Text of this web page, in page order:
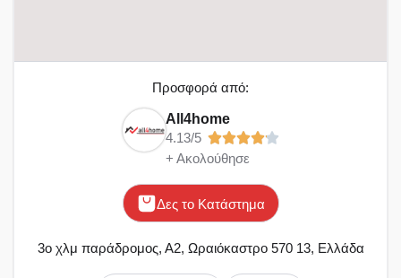
Προσφορά από:
All4home
4.13/5
+ Ακολούθησε
Δες το Κατάστημα
3ο χλμ παράδρομος, Α2, Ωραιόκαστρο 570 13, Ελλάδα